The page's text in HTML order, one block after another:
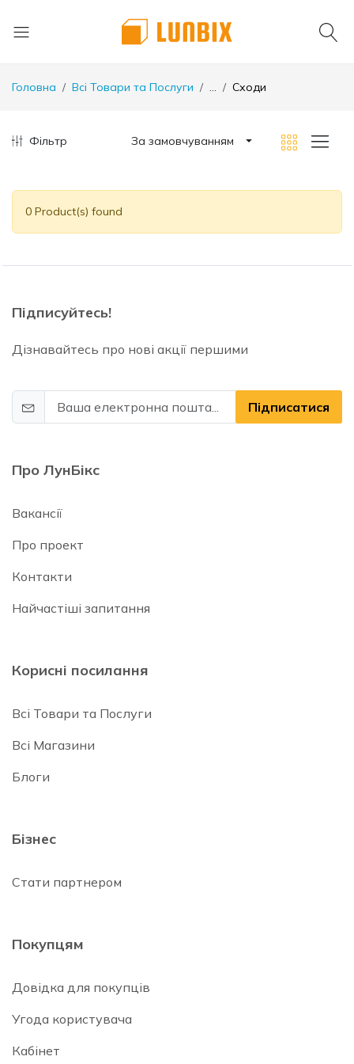
Головна Всі Товари та Послуги ... Сходи
Фільтр За замовчуванням
0 Product(s) found
Підписуйтесь!
Дізнавайтесь про нові акції першими
Підписатися
Про ЛунБікс
Вакансії
Про проект
Контакти
Найчастіші запитання
Корисні посилання
Всі Товари та Послуги
Всі Магазини
Блоги
Бізнес
Стати партнером
Покупцям
Довідка для покупців
Угода користувача
Кабінет